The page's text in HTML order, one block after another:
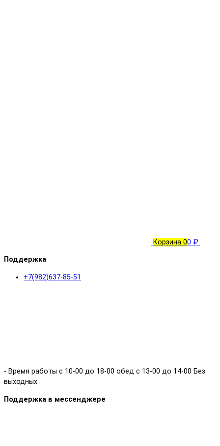
Корзина 00 ₽.
Поддержка
+7(982)637-85-51
- Время работы с 10-00 до 18-00 обед с 13-00 до 14-00 Без
выходных .
Поддержка в мессенджере